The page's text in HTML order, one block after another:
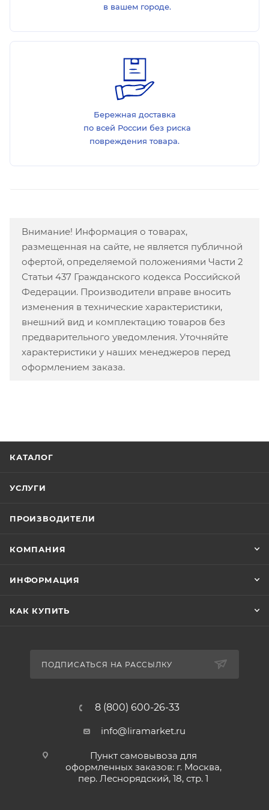
в вашем городе.
Бережная доставка
по всей России без риска
повреждения товара.
Внимание! Информация о товарах,
размещенная на сайте, не является публичной
офертой, определяемой положениями Части 2
Статьи 437 Гражданского кодекса Российской
Федерации. Производители вправе вносить
изменения в технические характеристики,
внешний вид и комплектацию товаров без
предварительного уведомления. Уточняйте
характеристики у наших менеджеров перед
оформлением заказа.
КАТАЛОГ
УСЛУГИ
ПРОИЗВОДИТЕЛИ
КОМПАНИЯ
ИНФОРМАЦИЯ
КАК КУПИТЬ
ПОДПИСАТЬСЯ НА РАССЫЛКУ
8 (800) 600-26-33
info@liramarket.ru
Пункт самовывоза для
оформленных заказов: г. Москва,
пер. Леснорядский, 18, стр. 1